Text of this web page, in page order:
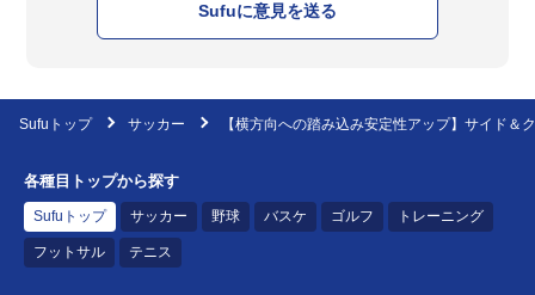
Sufuに意見を送る
Sufuトップ サッカー 【横方向への踏み込み安定性アップ】サイド＆
各種目トップから探す
Sufuトップ サッカー 野球 バスケ ゴルフ トレーニング
フットサル テニス